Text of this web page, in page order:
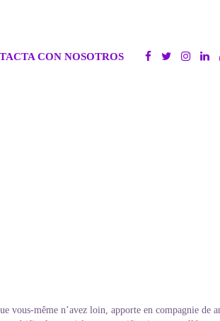
CON NOSOTROS
même n’avez loin, apporte en compagnie de